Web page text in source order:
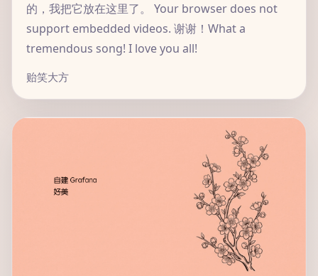
的，我把它放在这里了。 Your browser does not
support embedded videos. 谢谢！What a
tremendous song! I love you all!
贻笑大方